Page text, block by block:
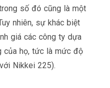
số đó cũng là một
nhiên, sự khác biệt
giá các công ty dựa
của họ, tức là mức độ
Nikkei 225).